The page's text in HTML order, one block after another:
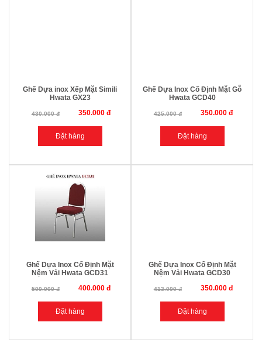
Ghế Dựa inox Xếp Mặt Simili
Hwata GX23
430.000 đ 350.000 đ
Ghế Dựa Inox Cố Định Mặt Gỗ
Hwata GCD40
425.000 đ 350.000 đ
Ghế Dựa Inox Cố Định Mặt
Nệm Vải Hwata GCD31
500.000 đ 400.000 đ
Ghế Dựa Inox Cố Định Mặt
Nệm Vải Hwata GCD30
413.000 đ 350.000 đ